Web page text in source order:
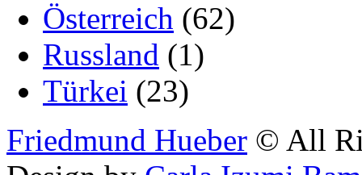
Österreich (62)
Russland (1)
Türkei (23)
Friedmund Hueber © All